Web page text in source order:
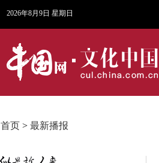
2026年8月9日 星期日
首页 > 最新播报